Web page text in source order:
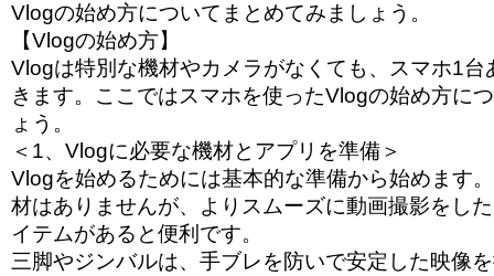
Vlogの始め方についてまとめてみましょう。
【Vlogの始め方】
Vlogは特別な機材やカメラがなくても、スマホ1台
きます。ここではスマホを使ったVlogの始め方に
ょう。
＜1、Vlogに必要な機材とアプリを準備＞
Vlogを始めるためには基本的な準備から始めます
材はありませんが、よりスムーズに動画撮影をし
イテムがあると便利です。
三脚やジンバルは、手ブレを防いで安定した映像